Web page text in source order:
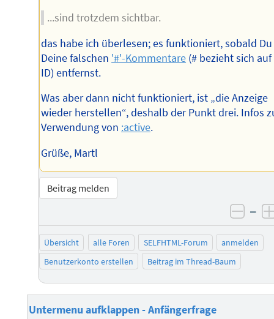
...sind trotzdem sichtbar.
das habe ich überlesen; es funktioniert, sobald Du
Deine falschen '#'-Kommentare (# bezieht sich
ID) entfernst.
Was aber dann nicht funktioniert, ist „die Anzeige
wieder herstellen“, deshalb der Punkt drei. Infos
Verwendung von :active.
Grüße, Martl
Beitrag melden
–
Übersicht alle Foren SELFHTML-Forum
anmelden
Benutzerkonto erstellen
Beitrag im Thread-Baum
Untermenu aufklappen - Anfängerfrage